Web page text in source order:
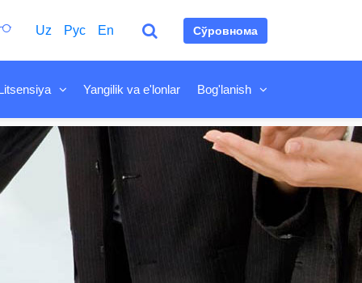
Uz Рус En Сўровнома
Yangilik va e'lonlar Bog'lanish